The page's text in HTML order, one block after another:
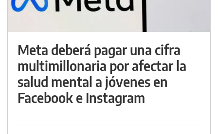
Meta deberá pagar una cifra
multimillonaria por afectar la
salud mental a jóvenes en
Facebook e Instagram